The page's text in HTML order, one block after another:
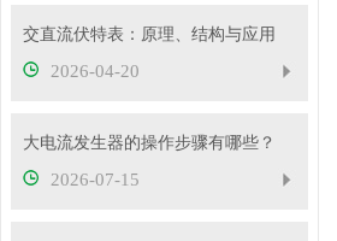
交直流伏特表：原理、结构与应用
2026-04-20
大电流发生器的操作步骤有哪些？
2026-07-15